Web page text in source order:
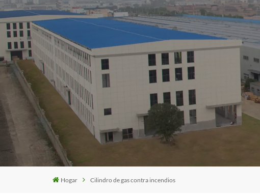
Hogar Cilindro de gas contra incendios